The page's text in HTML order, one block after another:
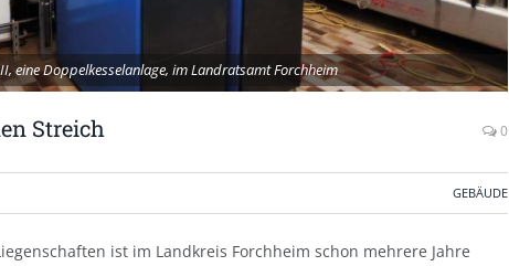
eine Doppelkesselanlage, im Landratsamt Forchheim
Streich 0
GEBÄUDE
ist im Landkreis Forchheim schon mehrere Jahre